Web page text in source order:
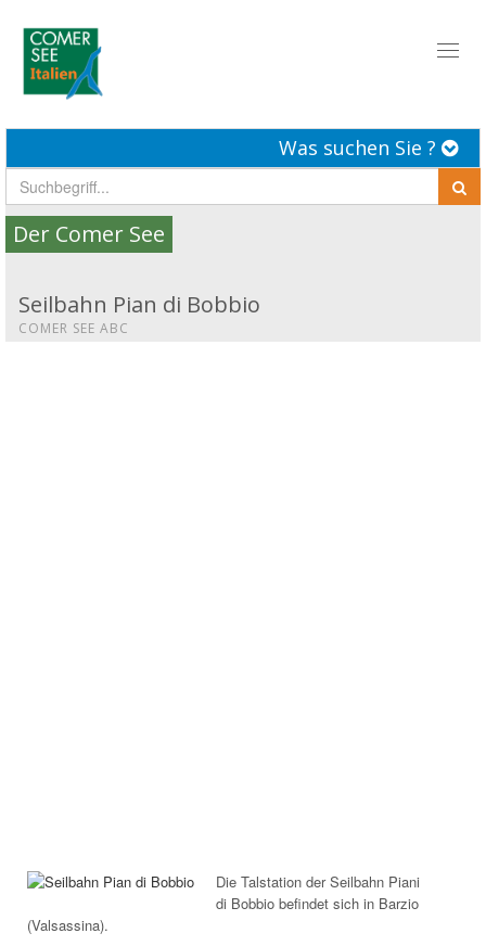
Was suchen Sie ?
Der Comer See
Seilbahn Pian di Bobbio
COMER SEE ABC
Die Talstation der Seilbahn Piani
di Bobbio befindet sich in Barzio
(Valsassina).